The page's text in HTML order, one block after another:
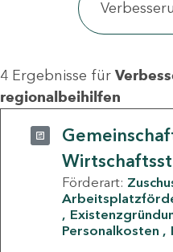
4 Ergebnisse für
regionalbeihilfen
Förderart:
Personalkosten